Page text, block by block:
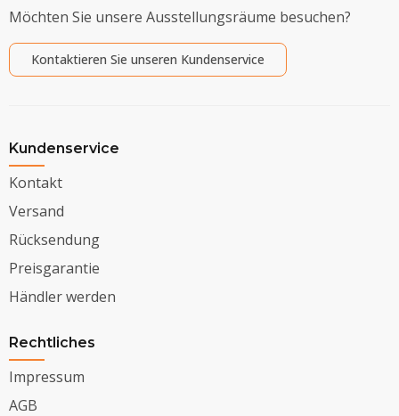
Möchten Sie unsere Ausstellungsräume besuchen?
Kontaktieren Sie unseren Kundenservice
Kundenservice
Kontakt
Versand
Rücksendung
Preisgarantie
Händler werden
Rechtliches
Impressum
AGB